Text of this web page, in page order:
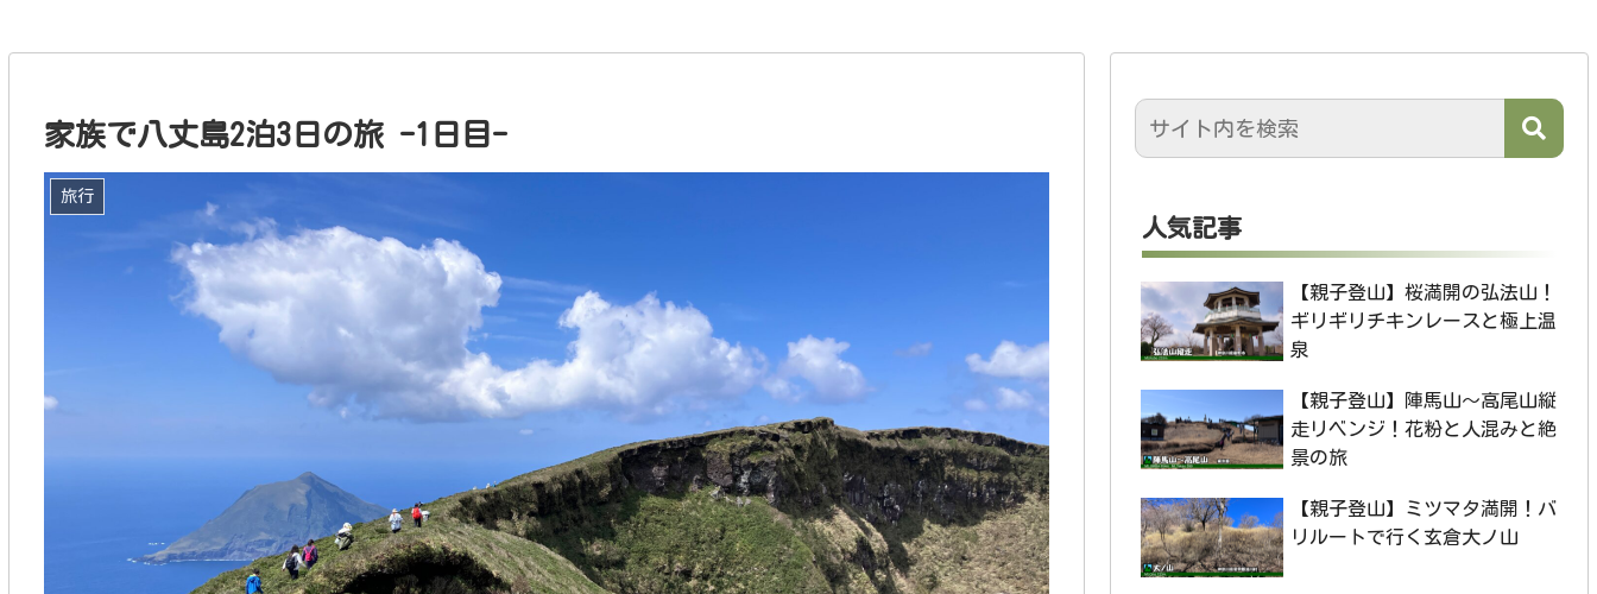
家族で八丈島2泊3日の旅 -1日目-
旅行
人気記事
【親子登山】桜満開の弘法山！
ギリギリチキンレースと極上温
泉
【親子登山】陣馬山〜高尾山縦
走リベンジ！花粉と人混みと絶
景の旅
【親子登山】ミツマタ満開！バ
リルートで行く玄倉大ノ山